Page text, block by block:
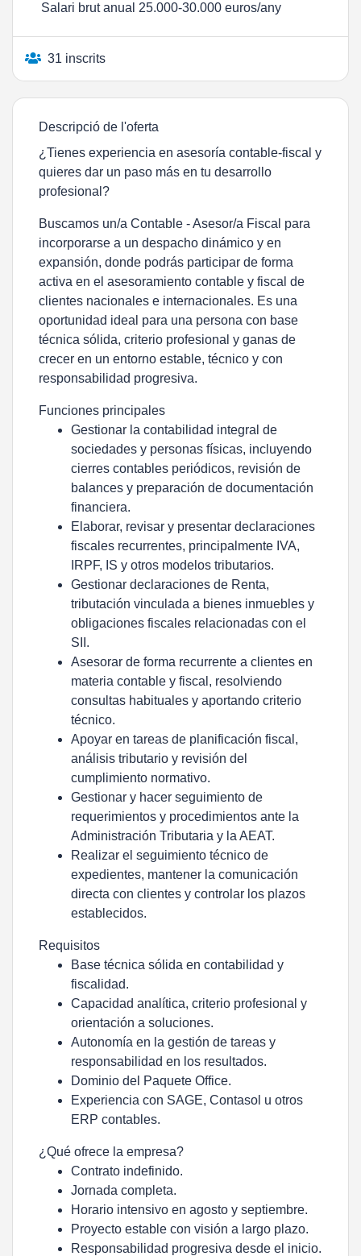
Salari brut anual 25.000-30.000 euros/any
31 inscrits
Descripció de l'oferta
¿Tienes experiencia en asesoría contable-fiscal y
quieres dar un paso más en tu desarrollo
profesional?
Buscamos un/a Contable - Asesor/a Fiscal para
incorporarse a un despacho dinámico y en
expansión, donde podrás participar de forma
activa en el asesoramiento contable y fiscal de
clientes nacionales e internacionales. Es una
oportunidad ideal para una persona con base
técnica sólida, criterio profesional y ganas de
crecer en un entorno estable, técnico y con
responsabilidad progresiva.
Funciones principales
Gestionar la contabilidad integral de
sociedades y personas físicas, incluyendo
cierres contables periódicos, revisión de
balances y preparación de documentación
financiera.
Elaborar, revisar y presentar declaraciones
fiscales recurrentes, principalmente IVA,
IRPF, IS y otros modelos tributarios.
Gestionar declaraciones de Renta,
tributación vinculada a bienes inmuebles y
obligaciones fiscales relacionadas con el
SII.
Asesorar de forma recurrente a clientes en
materia contable y fiscal, resolviendo
consultas habituales y aportando criterio
técnico.
Apoyar en tareas de planificación fiscal,
análisis tributario y revisión del
cumplimiento normativo.
Gestionar y hacer seguimiento de
requerimientos y procedimientos ante la
Administración Tributaria y la AEAT.
Realizar el seguimiento técnico de
expedientes, mantener la comunicación
directa con clientes y controlar los plazos
establecidos.
Requisitos
Base técnica sólida en contabilidad y
fiscalidad.
Capacidad analítica, criterio profesional y
orientación a soluciones.
Autonomía en la gestión de tareas y
responsabilidad en los resultados.
Dominio del Paquete Office.
Experiencia con SAGE, Contasol u otros
ERP contables.
¿Qué ofrece la empresa?
Contrato indefinido.
Jornada completa.
Horario intensivo en agosto y septiembre.
Proyecto estable con visión a largo plazo.
Responsabilidad progresiva desde el inicio.